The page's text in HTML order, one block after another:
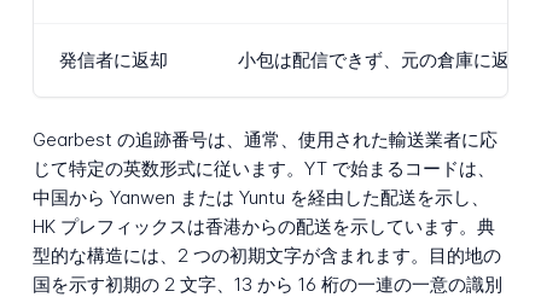
発信者に返却 小包は配信できず、元の倉庫に返送
Gearbest の追跡番号は、通常、使用された輸送業者に応
じて特定の英数形式に従います。YT で始まるコードは、
中国から Yanwen または Yuntu を経由した配送を示し、
HK プレフィックスは香港からの配送を示しています。典
型的な構造には、2 つの初期文字が含まれます。目的地の
国を示す初期の 2 文字、13 から 16 桁の一連の一意の識別